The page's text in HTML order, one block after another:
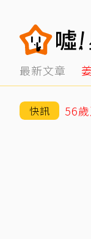
最新文章
快訊 56